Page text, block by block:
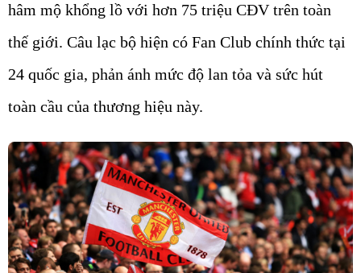
hâm mộ khổng lồ với hơn 75 triệu CĐV trên toàn
thế giới. Câu lạc bộ hiện có Fan Club chính thức tại
24 quốc gia, phản ánh mức độ lan tỏa và sức hút
toàn cầu của thương hiệu này.